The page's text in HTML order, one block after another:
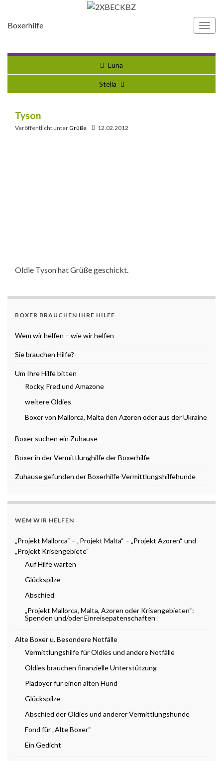
Boxerhilfe
Luna
Stella
Tyson
Veröffentlicht unterGrüße 12.02.2012
Oldie Tyson hat Grüße geschickt.
BOXER BRAUCHEN IHRE HILFE
Wem wir helfen – wie wir helfen
Sie brauchen Hilfe?
Um Ihre Hilfe bitten
Rocky, Fred und Amazone
weitere Oldies
Boxer von Mallorca, Malta den Azoren oder aus der Ukraine
Boxer suchen ein Zuhause
Boxer in der Vermittlunghilfe der Boxerhilfe
Zuhause gefunden der Boxerhilfe-Vermittlungshilfehunde
WEM WIR HELFEN
„Projekt Mallorca“ – „Projekt Malta“ – „Projekt Azoren“ und
„Projekt Krisengebiete“
Auf Hilfe warten
Glückspilze
Abschied
„Projekt Mallorca, Malta, Azoren oder Krisengebieten“:
Spenden und/oder Einreisepatenschaften
Alte Boxer u. Besondere Notfälle
Vermittlungshilfe für Oldies und andere Notfälle
Oldies brauchen finanzielle Unterstützung
Plädoyer für einen alten Hund
Glückspilze
Abschied der Oldies und anderer Vermittlungshunde
Fond für „Alte Boxer“
Ein Gedicht